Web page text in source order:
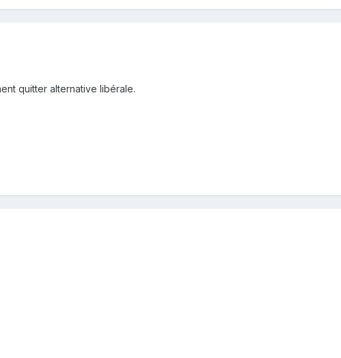
quitter alternative libérale.